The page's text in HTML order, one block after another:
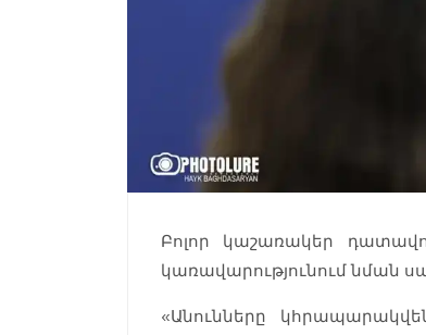
Բոլոր կաշառակեր
կառավարությունում նման
«Անունները